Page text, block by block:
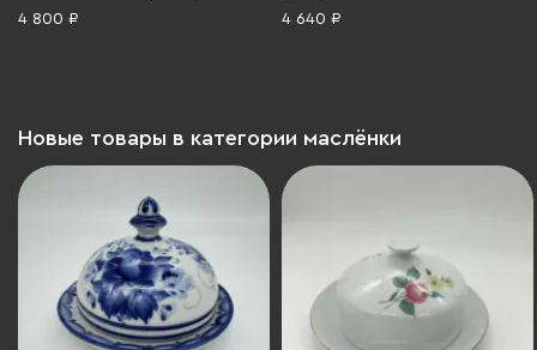
цвете с флористическим
4 800 ₽
фарфор, деколь, золочение,
4 640 ₽
Новые товары в категории маслёнки